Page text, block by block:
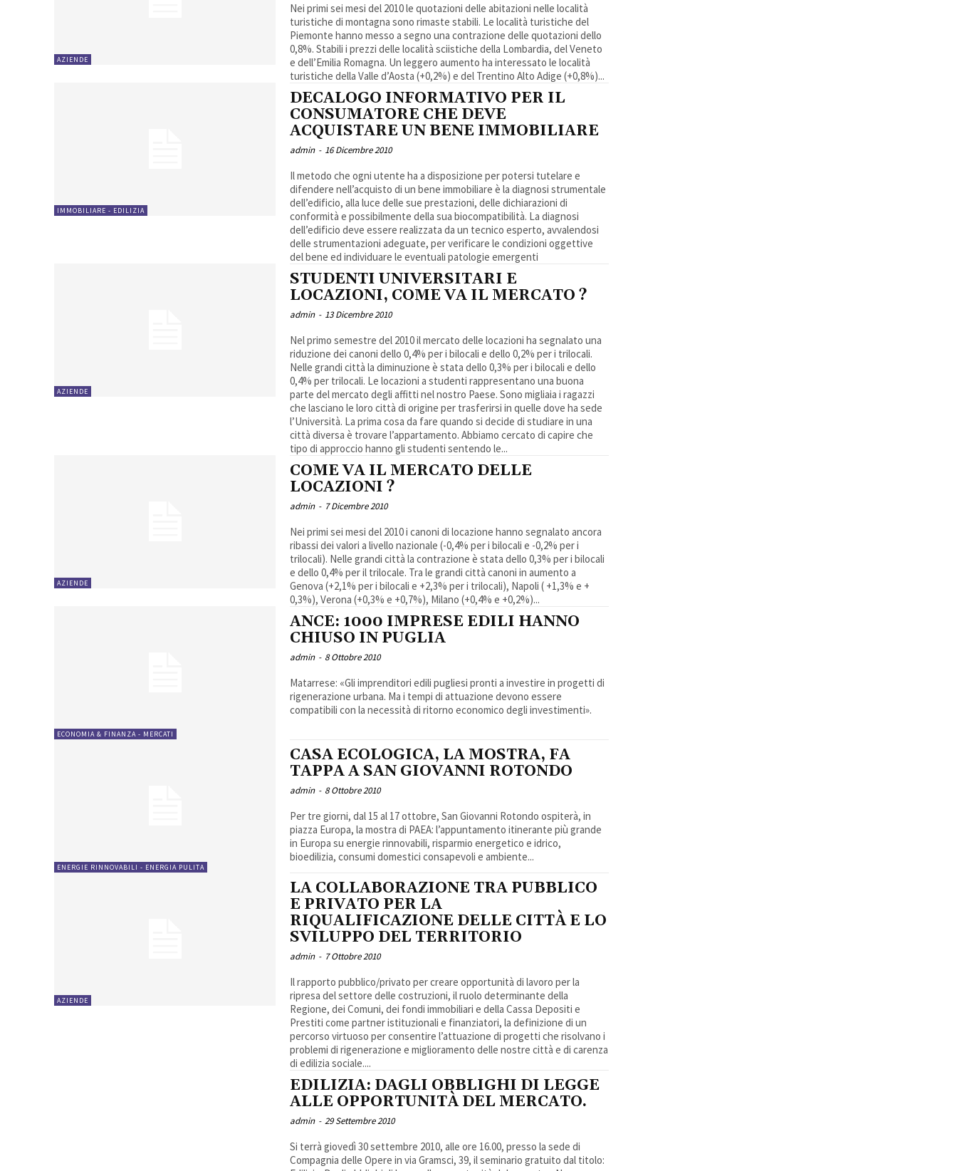
AZIENDE
Nei primi sei mesi del 2010 le quotazioni delle abitazioni nelle località
turistiche di montagna sono rimaste stabili. Le località turistiche del
Piemonte hanno messo a segno una contrazione delle quotazioni dello
0,8%. Stabili i prezzi delle località sciistiche della Lombardia, del Veneto
e dell’Emilia Romagna. Un leggero aumento ha interessato le località
turistiche della Valle d’Aosta (+0,2%) e del Trentino Alto Adige (+0,8%)...
IMMOBILIARE - EDILIZIA
DECALOGO INFORMATIVO PER IL
CONSUMATORE CHE DEVE
ACQUISTARE UN BENE IMMOBILIARE
admin - 16 Dicembre 2010
Il metodo che ogni utente ha a disposizione per potersi tutelare e
difendere nell’acquisto di un bene immobiliare è la diagnosi strumentale
dell’edificio, alla luce delle sue prestazioni, delle dichiarazioni di
conformità e possibilmente della sua biocompatibilità. La diagnosi
dell’edificio deve essere realizzata da un tecnico esperto, avvalendosi
delle strumentazioni adeguate, per verificare le condizioni oggettive
del bene ed individuare le eventuali patologie emergenti
AZIENDE
STUDENTI UNIVERSITARI E
LOCAZIONI, COME VA IL MERCATO ?
admin - 13 Dicembre 2010
Nel primo semestre del 2010 il mercato delle locazioni ha segnalato una
riduzione dei canoni dello 0,4% per i bilocali e dello 0,2% per i trilocali.
Nelle grandi città la diminuzione è stata dello 0,3% per i bilocali e dello
0,4% per trilocali. Le locazioni a studenti rappresentano una buona
parte del mercato degli affitti nel nostro Paese. Sono migliaia i ragazzi
che lasciano le loro città di origine per trasferirsi in quelle dove ha sede
l’Università. La prima cosa da fare quando si decide di studiare in una
città diversa è trovare l’appartamento. Abbiamo cercato di capire che
tipo di approccio hanno gli studenti sentendo le...
AZIENDE
COME VA IL MERCATO DELLE
LOCAZIONI ?
admin - 7 Dicembre 2010
Nei primi sei mesi del 2010 i canoni di locazione hanno segnalato ancora
ribassi dei valori a livello nazionale (-0,4% per i bilocali e -0,2% per i
trilocali). Nelle grandi città la contrazione è stata dello 0,3% per i bilocali
e dello 0,4% per il trilocale. Tra le grandi città canoni in aumento a
Genova (+2,1% per i bilocali e +2,3% per i trilocali), Napoli ( +1,3% e +
0,3%), Verona (+0,3% e +0,7%), Milano (+0,4% e +0,2%)...
ECONOMIA & FINANZA - MERCATI
ANCE: 1000 IMPRESE EDILI HANNO
CHIUSO IN PUGLIA
admin - 8 Ottobre 2010
Matarrese: «Gli imprenditori edili pugliesi pronti a investire in progetti di
rigenerazione urbana. Ma i tempi di attuazione devono essere
compatibili con la necessità di ritorno economico degli investimenti».
ENERGIE RINNOVABILI - ENERGIA PULITA
CASA ECOLOGICA, LA MOSTRA, FA
TAPPA A SAN GIOVANNI ROTONDO
admin - 8 Ottobre 2010
Per tre giorni, dal 15 al 17 ottobre, San Giovanni Rotondo ospiterà, in
piazza Europa, la mostra di PAEA: l’appuntamento itinerante più grande
in Europa su energie rinnovabili, risparmio energetico e idrico,
bioedilizia, consumi domestici consapevoli e ambiente...
AZIENDE
LA COLLABORAZIONE TRA PUBBLICO
E PRIVATO PER LA
RIQUALIFICAZIONE DELLE CITTÀ E LO
SVILUPPO DEL TERRITORIO
admin - 7 Ottobre 2010
Il rapporto pubblico/privato per creare opportunità di lavoro per la
ripresa del settore delle costruzioni, il ruolo determinante della
Regione, dei Comuni, dei fondi immobiliari e della Cassa Depositi e
Prestiti come partner istituzionali e finanziatori, la definizione di un
percorso virtuoso per consentire l’attuazione di progetti che risolvano i
problemi di rigenerazione e miglioramento delle nostre città e di carenza
di edilizia sociale....
EDILIZIA: DAGLI OBBLIGHI DI LEGGE
ALLE OPPORTUNITÀ DEL MERCATO.
admin - 29 Settembre 2010
Si terrà giovedì 30 settembre 2010, alle ore 16.00, presso la sede di
Compagnia delle Opere in via Gramsci, 39, il seminario gratuito dal titolo: